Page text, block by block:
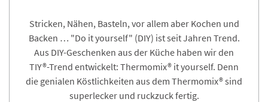
Stricken, Nähen, Basteln, vor allem aber Kochen und
Backen … "Do it yourself" (DIY) ist seit Jahren Trend.
Aus DIY-Geschenken aus der Küche haben wir den
TIY®-Trend entwickelt: Thermomix® it yourself. Denn
die genialen Köstlichkeiten aus dem Thermomix® sind
superlecker und ruckzuck fertig.